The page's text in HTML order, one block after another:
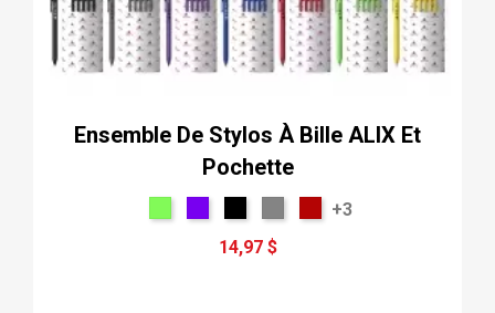
Ensemble De Stylos À Bille ALIX Et
Pochette
+3
14,97 $